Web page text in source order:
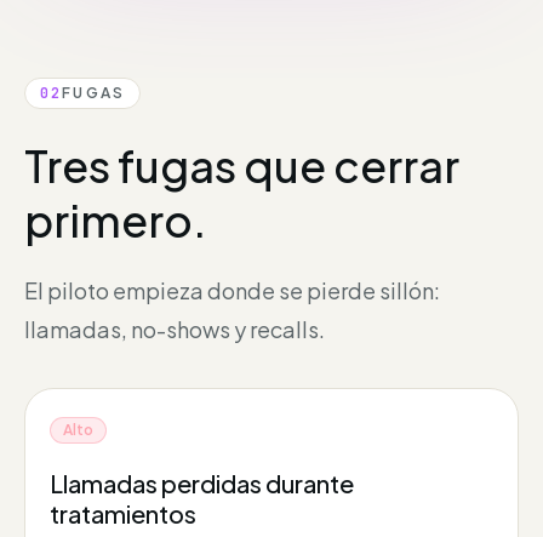
02FUGAS
Tres fugas que cerrar
primero.
El piloto empieza donde se pierde sillón:
llamadas, no-shows y recalls.
Alto
Llamadas perdidas durante
tratamientos